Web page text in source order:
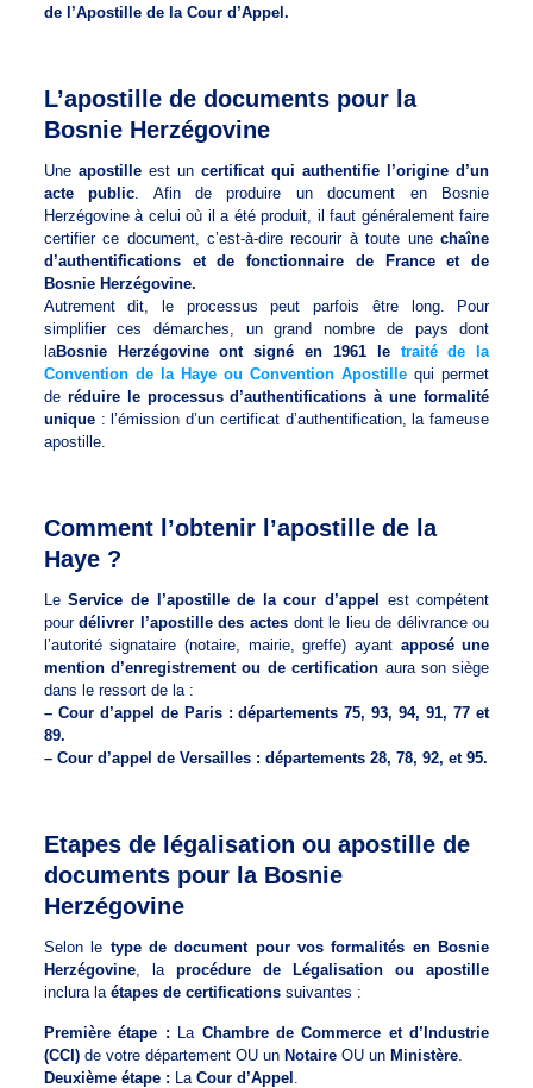
de l’Apostille de la Cour d’Appel.
L’apostille de documents pour la
Bosnie Herzégovine
Une apostilleest un certificat qui authentifie l’origine d’un
acte public . Afin de produire un document en Bosnie
Herzégovine à celui où il a été produit, il faut généralement faire
certifier ce document, c’est-à-dire recourir à toute unechaîne
d’authentifications et de fonctionnaire de France et de
Bosnie Herzégovine.
Autrement dit, le processus peut parfois être long. Pour
simplifier ces démarches, un grand nombre de pays dont
laBosnie Herzégovine ont signé en 1961 le traité de la
Convention de la Haye ou Convention Apostille qui permet
de réduire le processus d’authentifications à une formalité
unique: l’émission d’un certificat d’authentification, la fameuse
apostille.
Comment l’obtenir l’apostille de la
Haye ?
LeService de l’apostille de la cour d’appel
est compétent
pourdélivrer l’apostille des actesdont le lieu de délivrance ou
l’autorité signataire (notaire, mairie, greffe) ayant apposé une
mention d’enregistrement ou de certification aura son siège
dans le ressort de la :
– Cour d’appel de Paris : départements 75, 93, 94, 91, 77 et
89.
– Cour d’appel de Versailles : départements 28, 78, 92, et 95.
Etapes de légalisation ou apostille de
documents pour la Bosnie
Herzégovine
Selon le type de document pour vos formalités en Bosnie
Herzégovine, la procédure de Légalisation ou apostille
inclura la étapes de certificationssuivantes :
Première étape : La Chambre de Commerce et d’Industrie
(CCI)de votre département OU un Notaire OU un Ministère.
Deuxième étape : La Cour d’Appel